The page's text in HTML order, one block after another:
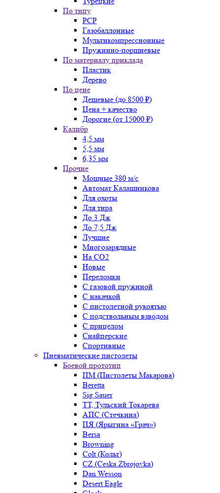
По типу
PCP
Газобаллонные
Мультикомпрессионные
Пружинно-поршневые
По материалу приклада
Пластик
Дерево
По цене
Дешевые (до 8500 ₽)
Цена + качество
Дорогие (от 15000 ₽)
Калибр
4,5 мм
5,5 мм
6,35 мм
Прочие
Мощные 380 м/с
Автомат Калашникова
Для охоты
Для тира
До 3 Дж
До 7,5 Дж
Лучшие
Многозарядные
На CO2
Новые
Переломки
С газовой пружиной
С накачкой
С пистолетной рукоятью
С подствольным взводом
С прицелом
Снайперские
Спортивные
Пневматические пистолеты
Боевой прототип
ПМ (Пистолеты Макарова)
Beretta
Sig Sauer
ТТ, Тульский Токарева
АПС (Стечкина)
ПЯ (Ярыгина «Грач»)
Bersa
Browning
Colt (Кольт)
CZ (Ceska Zbrojovka)
Dan Wesson
Desert Eagle